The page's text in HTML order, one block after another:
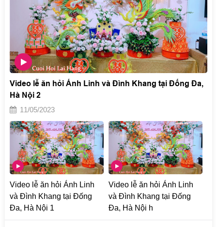
Video lễ ăn hỏi Ánh Linh và Đình Khang tại Đống Đa,
Hà Nội 2
11/05/2023
Video lễ ăn hỏi Ánh Linh
và Đình Khang tại Đống
Đa, Hà Nội 1
Video lễ ăn hỏi Ánh Linh
và Đình Khang tại Đống
Đa, Hà Nội h